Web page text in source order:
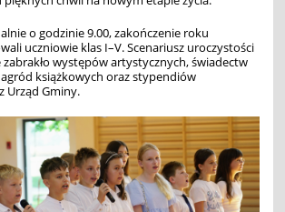
o godzinie 9.00, zakończenie roku
uczniowie klas I–V. Scenariusz uroczystości
zabrakło występów artystycznych, świadectw
książkowych oraz stypendiów
Urząd Gminy.